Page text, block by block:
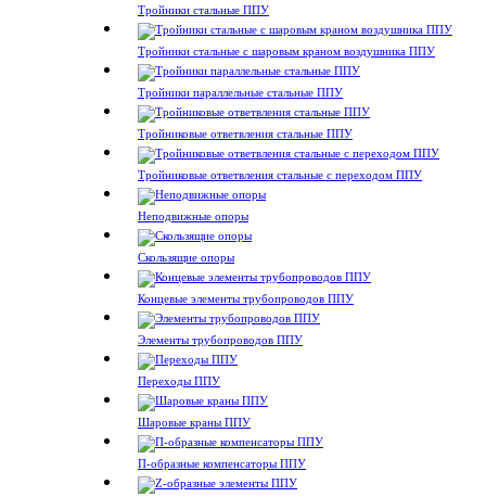
Тройники стальные ППУ
Тройники стальные с шаровым краном воздушника ППУ
Тройники параллельные стальные ППУ
Тройниковые ответвления стальные ППУ
Тройниковые ответвления стальные с переходом ППУ
Неподвижные опоры
Скользящие опоры
Концевые элементы трубопроводов ППУ
Элементы трубопроводов ППУ
Переходы ППУ
Шаровые краны ППУ
П-образные компенсаторы ППУ